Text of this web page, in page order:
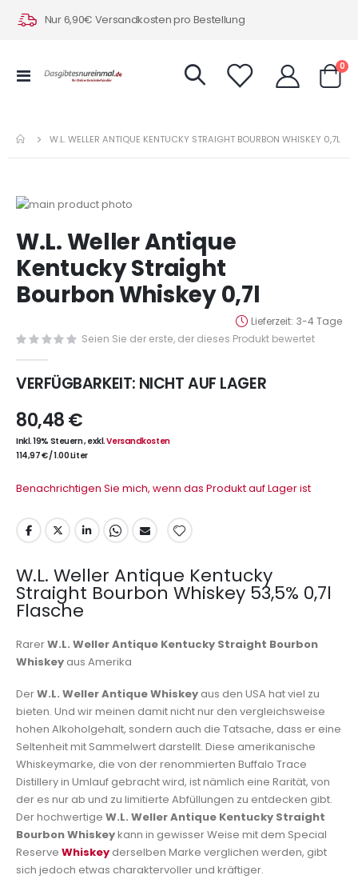
Nur 6,90€ Versandkosten pro Bestellung
Navigation
0
W.L. WELLER ANTIQUE KENTUCKY STRAIGHT BOURBON WHISKEY 0,7L
Zum
der
Bildergalerie
springen
Anfang
der
Bildergalerie
springen
W.L. Weller Antique
Kentucky Straight
Bourbon Whiskey 0,7l
Lieferzeit 3-4 Tage
Seien Sie der erste, der dieses Produkt bewertet
VERFÜGBARKEIT: NICHT AUF LAGER
80,48 €
Inkl. 19% Steuern,exkl.Versandkosten
114,97 €/1.00 Liter
Benachrichtigen Sie mich, wenn das Produkt auf Lager ist
W.L. Weller Antique Kentucky
Straight Bourbon Whiskey 53,5% 0,7l
Flasche
RarerW.L. Weller Antique Kentucky Straight Bourbon
Whiskey aus Amerika
DerW.L. Weller Antique Whiskey aus den USA hat viel zu
bieten. Und wir meinen damit nicht nur den vergleichsweise
hohen Alkoholgehalt, sondern auch die Tatsache, dass er eine
Seltenheit mit Sammelwert darstellt. Diese amerikanische
Whiskeymarke, die von der renommierten Buffalo Trace
Distillery in Umlauf gebracht wird, ist nämlich eine Rarität, von
der es nur ab und zu limitierte Abfüllungen zu entdecken gibt.
Der hochwertige W.L. Weller Antique Kentucky Straight
Bourbon Whiskeykann in gewisser Weise mit dem Special
Reserve Whiskey derselben Marke verglichen werden, gibt
sich jedoch etwas charaktervoller und kräftiger.